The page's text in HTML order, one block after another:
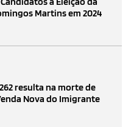
Martins em 2024
resulta na morte de
Nova do Imigrante